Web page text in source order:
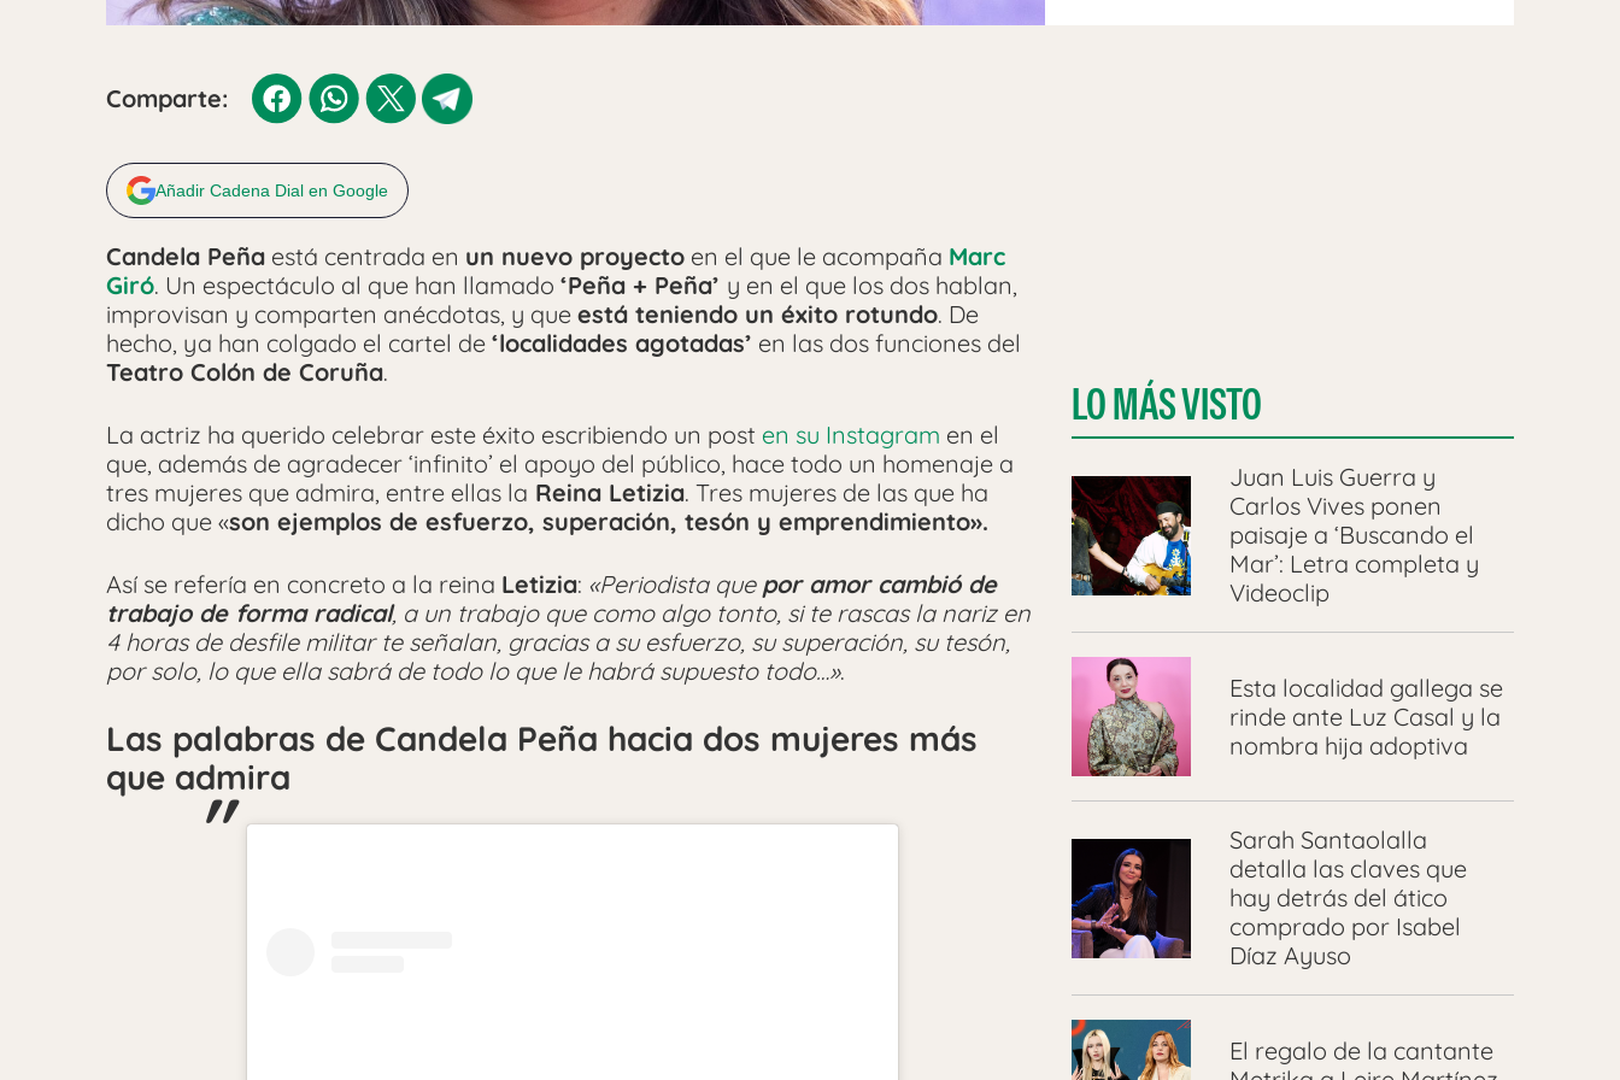
Comparte:
Añadir Cadena Dial en Google
Candela Peña está centrada en un nuevo proyecto en el que le acompaña Marc
Giró. Un espectáculo al que han llamado ‘Peña + Peña’ y en el que los dos hablan,
improvisan y comparten anécdotas, y que está teniendo un éxito rotundo. De
hecho, ya han colgado el cartel de ‘localidades agotadas’ en las dos funciones del
Teatro Colón de Coruña.
La actriz ha querido celebrar este éxito escribiendo un post en su Instagram en el
que, además de agradecer ‘infinito’ el apoyo del público, hace todo un homenaje a
tres mujeres que admira, entre ellas la Reina Letizia. Tres mujeres de las que ha
dicho que «son ejemplos de esfuerzo, superación, tesón y emprendimiento».
Así se refería en concreto a la reina Letizia: «Periodista que por amor cambió de
trabajo de forma radical, a un trabajo que como algo tonto, si te rascas la nariz en
4 horas de desfile militar te señalan, gracias a su esfuerzo, su superación, su tesón,
por solo, lo que ella sabrá de todo lo que le habrá supuesto todo…».
Las palabras de Candela Peña hacia dos mujeres más
que admira
LO MÁS VISTO
Juan Luis Guerra y
Carlos Vives ponen
paisaje a ‘Buscando el
Mar’: Letra completa y
Videoclip
Esta localidad gallega se
rinde ante Luz Casal y la
nombra hija adoptiva
Sarah Santaolalla
detalla las claves que
hay detrás del ático
comprado por Isabel
Díaz Ayuso
El regalo de la cantante